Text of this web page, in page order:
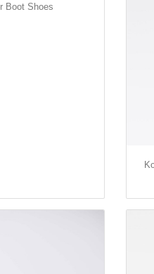
Boot Shoes